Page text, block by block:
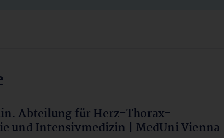
Abteilung für Herz-Thorax-
und Intensivmedizin | MedUni Vienna